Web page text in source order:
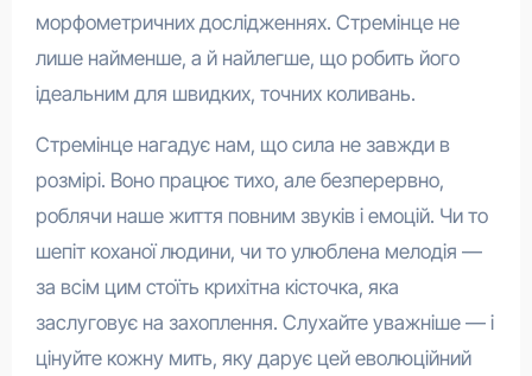
морфометричних дослідженнях. Стремінце не
лише найменше, а й найлегше, що робить його
ідеальним для швидких, точних коливань.
Стремінце нагадує нам, що сила не завжди в
розмірі. Воно працює тихо, але безперервно,
роблячи наше життя повним звуків і емоцій. Чи то
шепіт коханої людини, чи то улюблена мелодія —
за всім цим стоїть крихітна кісточка, яка
заслуговує на захоплення. Слухайте уважніше — і
цінуйте кожну мить, яку дарує цей еволюційний